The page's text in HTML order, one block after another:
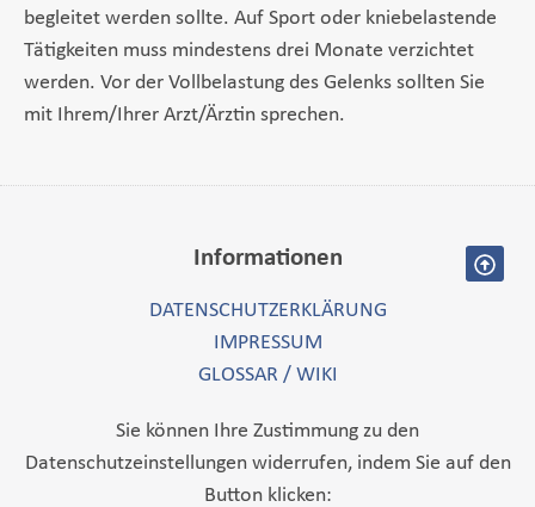
begleitet werden sollte. Auf Sport oder kniebelastende
Tätigkeiten muss mindestens drei Monate verzichtet
werden. Vor der Vollbelastung des Gelenks sollten Sie
mit Ihrem/Ihrer Arzt/Ärztin sprechen.
Informationen
DATENSCHUTZERKLÄRUNG
IMPRESSUM
GLOSSAR / WIKI
Sie können Ihre Zustimmung zu den
Datenschutzeinstellungen widerrufen, indem Sie auf den
Button klicken: